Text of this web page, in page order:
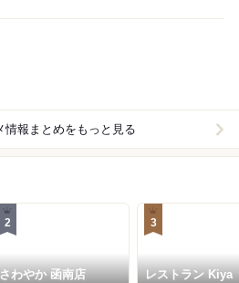
情報まとめをもっと見る
2
さわやか 函南店
3
レストラン Kiya